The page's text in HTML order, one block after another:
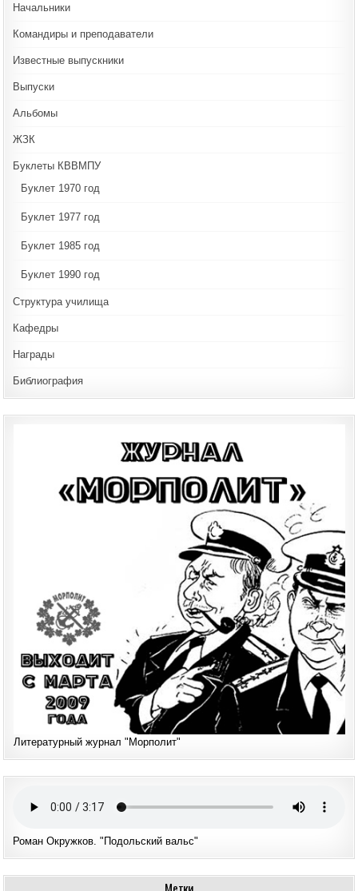
Начальники
Командиры и преподаватели
Известные выпускники
Выпуски
Альбомы
ЖЗК
Буклеты КВВМПУ
Буклет 1970 год
Буклет 1977 год
Буклет 1985 год
Буклет 1990 год
Структура училища
Кафедры
Награды
Библиография
Литературный журнал "Морполит"
Роман Окружков. "Подольский вальс"